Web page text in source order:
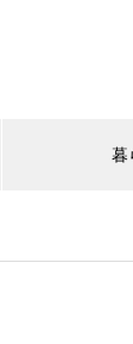
暮